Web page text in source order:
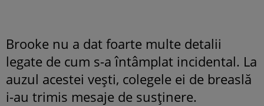
Brooke nu a dat foarte multe detalii
legate de cum s-a întâmplat incidental. La
auzul acestei vești, colegele ei de breaslă
i-au trimis mesaje de susținere.